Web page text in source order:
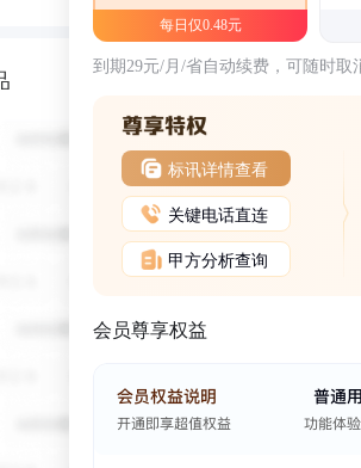
每日仅0.48元
到期29元/月/省自动续费，可随时取
标讯详情查看
关键电话直连
甲方分析查询
会员尊享权益